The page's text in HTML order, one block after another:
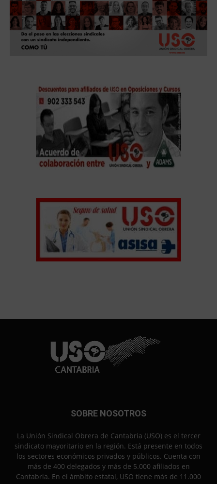
SOBRE NOSOTROS
La Unión Sindical Obrera de Cantabria (USO) es el tercer
sindicato mayoritario en la región. Está presente en todos
los sectores económicos privados y públicos. Cuenta con
más de 400 delegados y más de 5.000 afiliados en
Cantabria. En el ámbito estatal, USO tiene más de 11.000